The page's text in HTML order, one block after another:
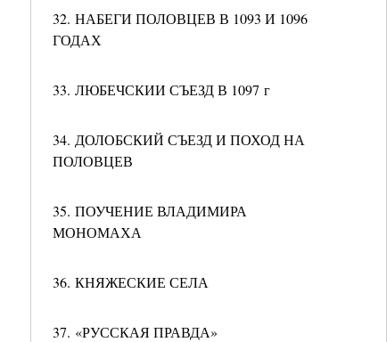
32. НАБЕГИ ПОЛОВЦЕВ В 1093 И 1096
ГОДАХ
33. ЛЮБЕЧСКИИ СЪЕЗД В 1097 г
34. ДОЛОБСКИЙ СЪЕЗД И ПОХОД НА
ПОЛОВЦЕВ
35. ПОУЧЕНИЕ ВЛАДИМИРА
МОНОМАХА
36. КНЯЖЕСКИЕ СЕЛА
37. «РУССКАЯ ПРАВДА»